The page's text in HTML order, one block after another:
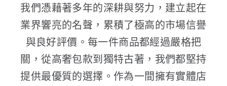
我們憑藉著多年的深耕與努力，建立起在
業界響亮的名聲，累積了極高的市場信譽
與良好評價。每一件商品都經過嚴格把
關，從高奢包款到獨特古著，我們都堅持
提供最優質的選擇。作為一間擁有實體店